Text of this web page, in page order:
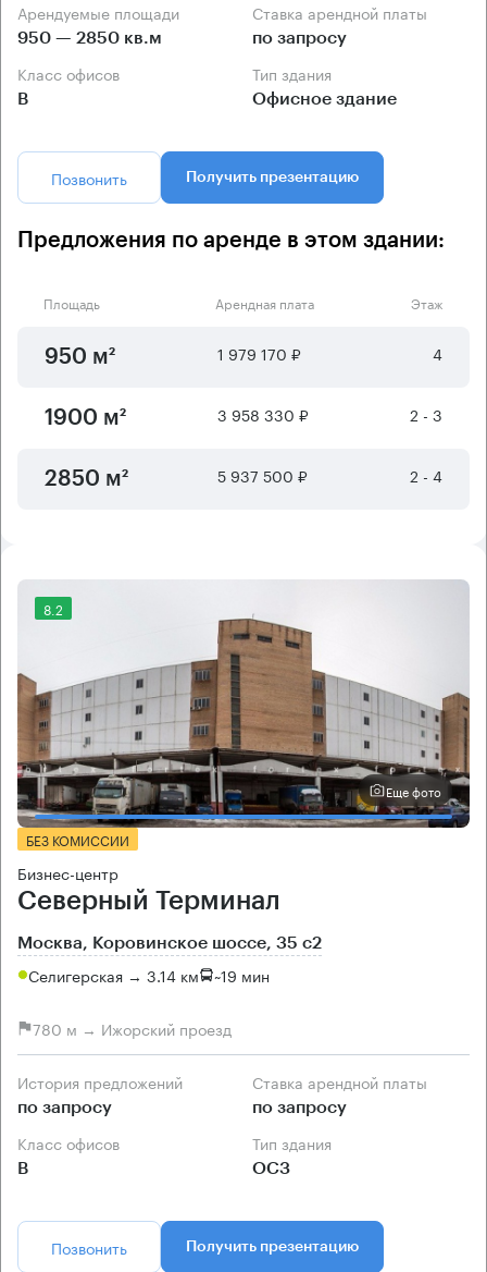
Арендуемые площади
950 — 2850 кв.м
Ставка арендной платы
по запросу
Класс офисов
B
Тип здания
Офисное здание
Позвонить Получить презентацию
Предложения по аренде в этом здании:
Площадь Арендная плата Этаж
950 м² 1 979 170 ₽ 4
1900 м² 3 958 330 ₽ 2 - 3
2850 м² 5 937 500 ₽ 2 - 4
8.2
Еще фото
БЕЗ КОМИССИИ
Бизнес-центр
Северный Терминал
Москва, Коровинское шоссе, 35 с2
Селигерская → 3.14 км ~19 мин
780 м → Ижорский проезд
История предложений
по запросу
Ставка арендной платы
по запросу
Класс офисов
B
Тип здания
ОСЗ
Позвонить Получить презентацию